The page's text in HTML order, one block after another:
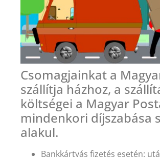
Csomagjainkat a
szállítja házhoz, a
költségei a Magyar
mindenkori díjszabása
alakul.
Bankkártyás fizetés esetén: